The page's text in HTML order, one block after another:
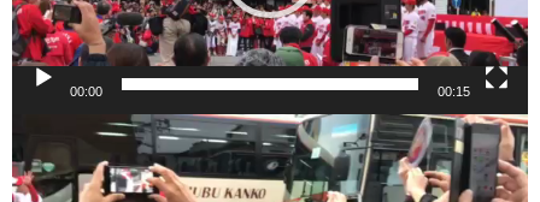
ー
00:00 00:15
画
プ